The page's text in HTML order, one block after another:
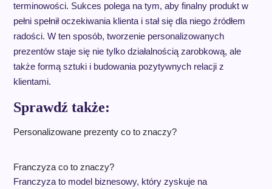
terminowości. Sukces polega na tym, aby finalny produkt w
pełni spełnił oczekiwania klienta i stał się dla niego źródłem
radości. W ten sposób, tworzenie personalizowanych
prezentów staje się nie tylko działalnością zarobkową, ale
także formą sztuki i budowania pozytywnych relacji z
klientami.
Sprawdź także:
Personalizowane prezenty co to znaczy?
Franczyza co to znaczy?
Franczyza to model biznesowy, który zyskuje na